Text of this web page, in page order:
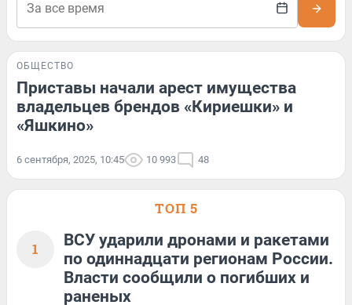
ОБЩЕСТВО
Приставы начали арест имущества
владельцев брендов «Кириешки» и
«Яшкино»
6 сентября, 2025, 10:45 10 993 48
ТОП 5
1
ВСУ ударили дронами и ракетами
по одиннадцати регионам России.
Власти сообщили о погибших и
раненых